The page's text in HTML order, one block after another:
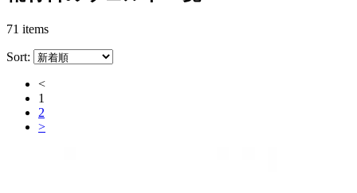
71 items
Sort:
<
1
2
>